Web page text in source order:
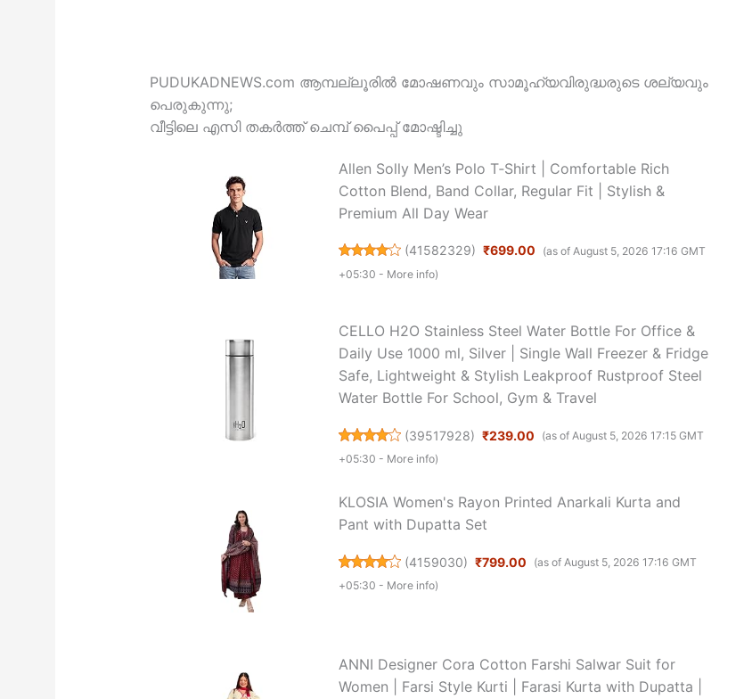
PUDUKADNEWS.com ആമ്പല്ലൂരിൽ മോഷണവും സാമൂഹ്യവിരുദ്ധരുടെ ശല്യവും
പെരുകുന്നു;
വീട്ടിലെ എസി തകർത്ത് ചെമ്പ് പൈപ്പ് മോഷ്ടിച്ചു
Allen Solly Men’s Polo T‑Shirt | Comfortable Rich
Cotton Blend, Band Collar, Regular Fit | Stylish &
Premium All Day Wear
(41582329) ₹699.00
(as of August 5, 2026 17:16 GMT
+05:30 - More info)
CELLO H2O Stainless Steel Water Bottle For Office &
Daily Use 1000 ml, Silver | Single Wall Freezer & Fridge
Safe, Lightweight & Stylish Leakproof Rustproof Steel
Water Bottle For School, Gym & Travel
(39517928) ₹239.00
(as of August 5, 2026 17:15 GMT
+05:30 - More info)
KLOSIA Women's Rayon Printed Anarkali Kurta and
Pant with Dupatta Set
(4159030) ₹799.00
(as of August 5, 2026 17:16 GMT
+05:30 - More info)
ANNI Designer Cora Cotton Farshi Salwar Suit for
Women | Farsi Style Kurti | Farasi Kurta with Dupatta |